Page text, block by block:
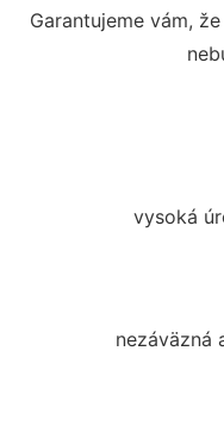
Garantujeme vám,
vysoká
nezáväzná